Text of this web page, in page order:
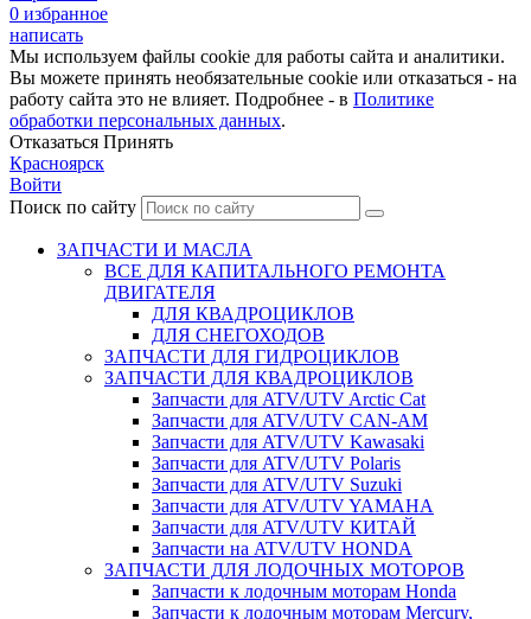
0 избранное
написать
Мы используем файлы cookie для работы сайта и аналитики.
Вы можете принять необязательные cookie или отказаться - на
работу сайта это не влияет. Подробнее - в Политике
обработки персональных данных.
Отказаться Принять
Красноярск
Войти
Поиск по сайту
ЗАПЧАСТИ И МАСЛА
ВСЕ ДЛЯ КАПИТАЛЬНОГО РЕМОНТА
ДВИГАТЕЛЯ
ДЛЯ КВАДРОЦИКЛОВ
ДЛЯ СНЕГОХОДОВ
ЗАПЧАСТИ ДЛЯ ГИДРОЦИКЛОВ
ЗАПЧАСТИ ДЛЯ КВАДРОЦИКЛОВ
Запчасти для ATV/UTV Arctic Cat
Запчасти для ATV/UTV CAN-AM
Запчасти для ATV/UTV Kawasaki
Запчасти для ATV/UTV Polaris
Запчасти для ATV/UTV Suzuki
Запчасти для ATV/UTV YAMAHA
Запчасти для ATV/UTV КИТАЙ
Запчасти на ATV/UTV HONDA
ЗАПЧАСТИ ДЛЯ ЛОДОЧНЫХ МОТОРОВ
Запчасти к лодочным моторам Honda
Запчасти к лодочным моторам Mercury,